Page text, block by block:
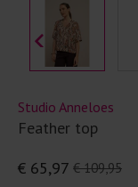
Studio Anneloes
Feather top
€ 109,95
€ 65,97